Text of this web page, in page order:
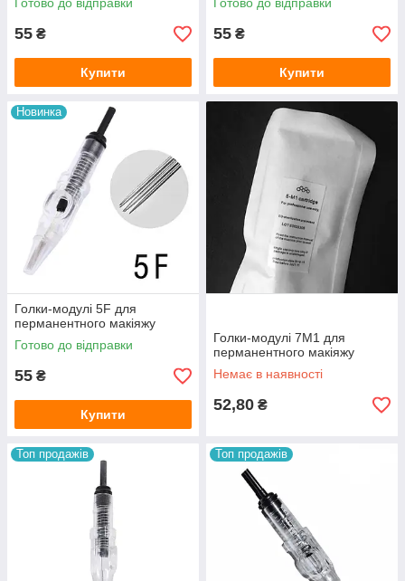
55 ₴
Купити
55 ₴
Купити
Новинка
Голки-модулі 5F для
перманентного макіяжу
Готово до відправки
55 ₴
Купити
Голки-модулі 7М1 для
перманентного макіяжу
Немає в наявності
52,80 ₴
Топ продажів Топ продажів